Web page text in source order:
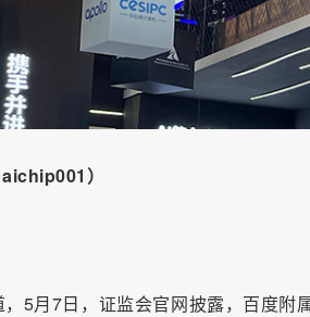
）
5月7日，证监会官网披露，百度附